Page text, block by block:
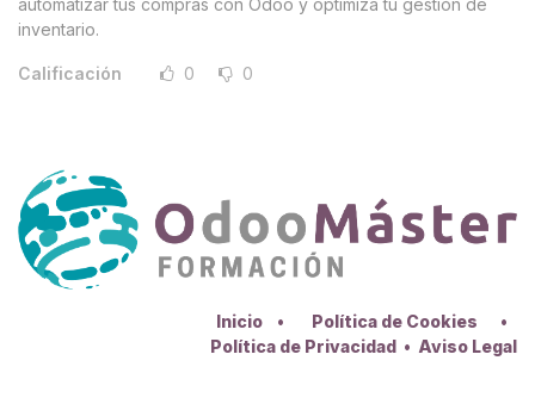
automatizar tus compras con Odoo y optimiza tu gestión de
inventario.
Calificación 0 0
Inicio • Política de Cookies
•
Política de Privacidad • Aviso Legal